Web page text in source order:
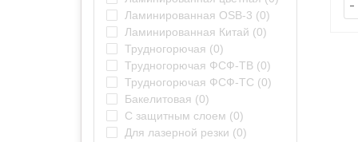
Ламинированная OSB-3 (0)
Ламинированная Китай (0)
Трудногорючая (0)
Трудногорючая ФСФ-ТВ (0)
Трудногорючая ФСФ-ТС (0)
Бакелитовая (0)
С защитным слоем (0)
Для лазерной резки (0)
-